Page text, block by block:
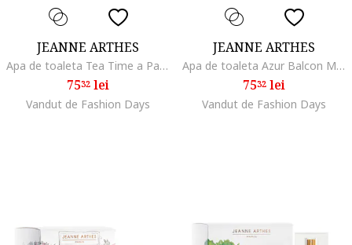
JEANNE ARTHES
Apa de toaleta Tea Time a Paris, 100 ml
7532 lei
Vandut de Fashion Days
JEANNE ARTHES
Apa de toaleta Azur Balcon Mediterraneen, 100 ml
7532 lei
Vandut de Fashion Days